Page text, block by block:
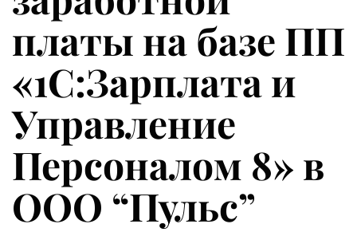
платы на базе ПП
«1С:Зарплата и
Управление
Персоналом 8» в
ООО “Пульс”